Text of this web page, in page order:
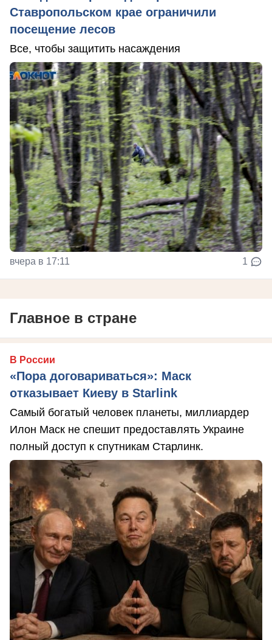
Ставропольском крае ограничили
посещение лесов
Все, чтобы защитить насаждения
вчера в 17:11 1
Главное в стране
В России
«Пора договариваться»: Маск
отказывает Киеву в Starlink
Самый богатый человек планеты, миллиардер
Илон Маск не спешит предоставлять Украине
полный доступ к спутникам Старлинк.